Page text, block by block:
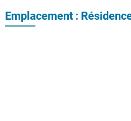
Emplacement :